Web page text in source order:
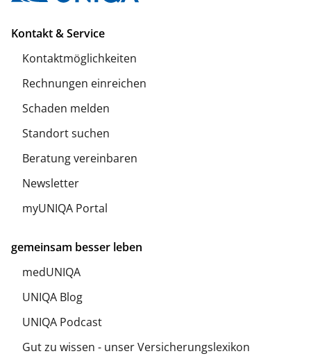
Kontakt & Service
Kontaktmöglichkeiten
Rechnungen einreichen
Schaden melden
Standort suchen
Beratung vereinbaren
Newsletter
myUNIQA Portal
gemeinsam besser leben
medUNIQA
UNIQA Blog
UNIQA Podcast
Gut zu wissen - unser Versicherungslexikon